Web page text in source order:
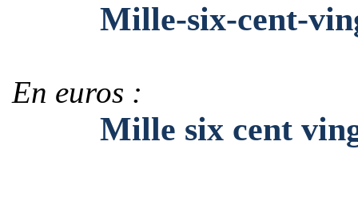
Mille-six-cent-
En euros :
Mille six cent